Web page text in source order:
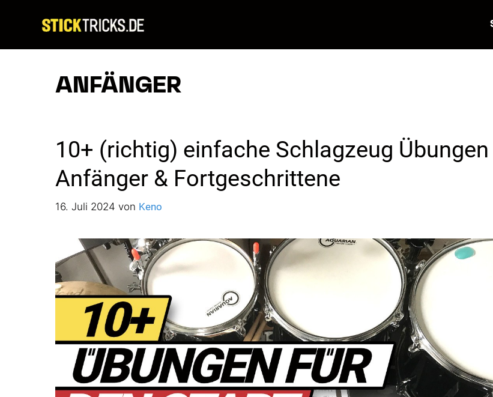
springen
ANFÄNGER
10+ (richtig) einfache Schlagzeug
Anfänger & Fortgeschrittene
16. Juli 2024 von Keno